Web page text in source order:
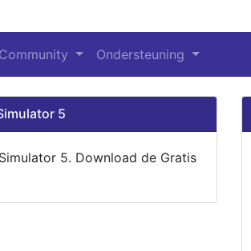
Community Ondersteuning
5
5. Download de Gratis